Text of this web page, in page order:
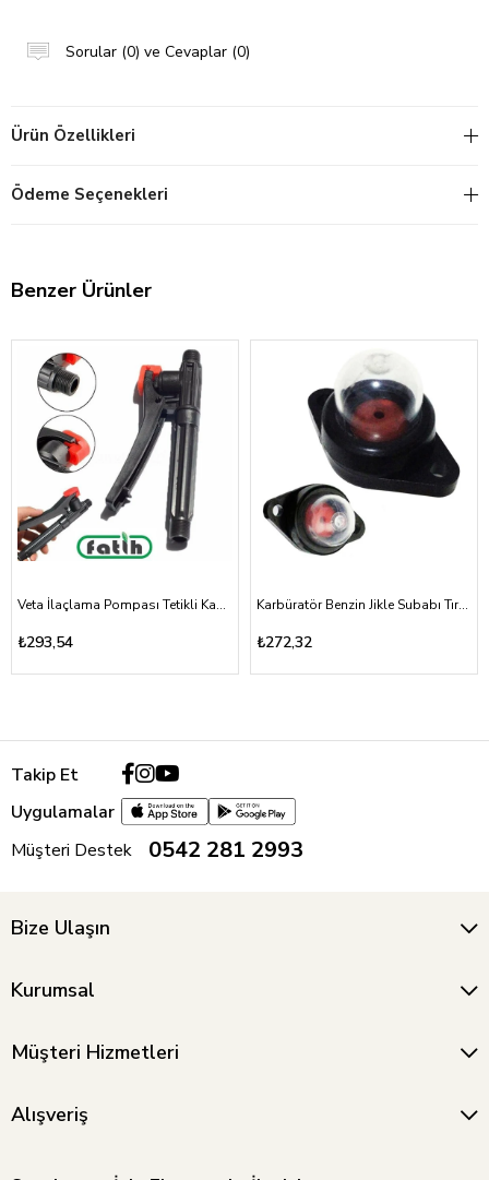
Sorular (0) ve Cevaplar (0)
Ürün Özellikleri
Ödeme Seçenekleri
Benzer Ürünler
Veta İlaçlama Pompası Tetikli Kabze Akülü, Mekanik 16A, 16T
₺293,54
Karbüratör Benzin Jikle Subabı Tırpan ve Testere Vidalı Tip
₺272,32
Takip Et
Uygulamalar
Müşteri Destek
0542 281 2993
Bize Ulaşın
Kurumsal
Müşteri Hizmetleri
Alışveriş